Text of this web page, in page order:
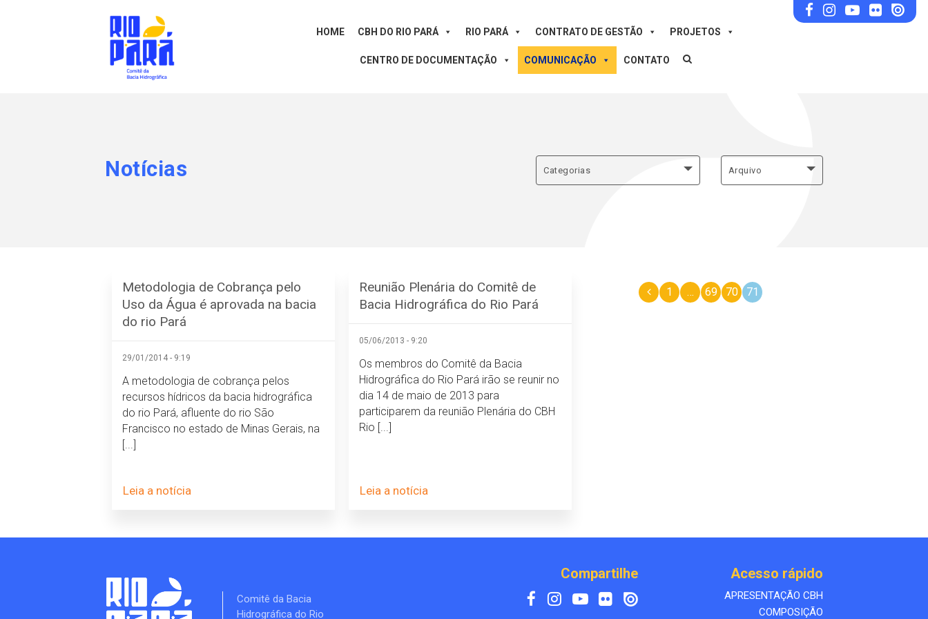
HOME CBH DO RIO PARÁ RIO PARÁ CONTRATO DE GESTÃO PROJETOS
CENTRO DE DOCUMENTAÇÃO COMUNICAÇÃO CONTATO
Notícias Categorias Arquivo
Metodologia de Cobrança pelo
Uso da Água é aprovada na bacia
do rio Pará
29/01/2014 - 9:19
A metodologia de cobrança pelos
recursos hídricos da bacia hidrográfica
do rio Pará, afluente do rio São
Francisco no estado de Minas Gerais, na
[...]
Leia a notícia
Reunião Plenária do Comitê de
Bacia Hidrográfica do Rio Pará
05/06/2013 - 9:20
Os membros do Comitê da Bacia
Hidrográfica do Rio Pará irão se reunir no
dia 14 de maio de 2013 para
participarem da reunião Plenária do CBH
Rio [...]
Leia a notícia
1 … 69 70 71
Comitê da Bacia
Hidrográfica do Rio
Compartilhe Acesso rápido
APRESENTAÇÃO CBH
COMPOSIÇÃO